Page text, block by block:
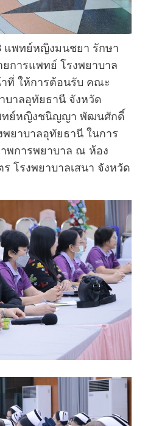
แพทย์หญิงมนชยา รักษา
ยการแพทย์ โรงพยาบาล
ที่ ให้การต้อนรับ คณะ
บาลอุทัยธานี จังหวัด
ทย์หญิงชนิญญา พัฒนศักดิ์
ยาบาลอุทัยธานี ในการ
การพยาบาล ณ ห้อง
โรงพยาบาลเสนา จังหวัด